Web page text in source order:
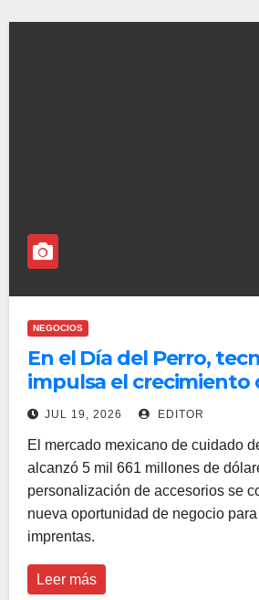
NEGOCIOS
En el Día del Perro,
impulsa el crecimiento
de mascotas
JUL 19, 2026 EDITOR
El mercado mexicano de cuidado
alcanzó 5 mil 661 millones de
personalización de accesorios se
nueva oportunidad de negocio
imprentas.
Leer más